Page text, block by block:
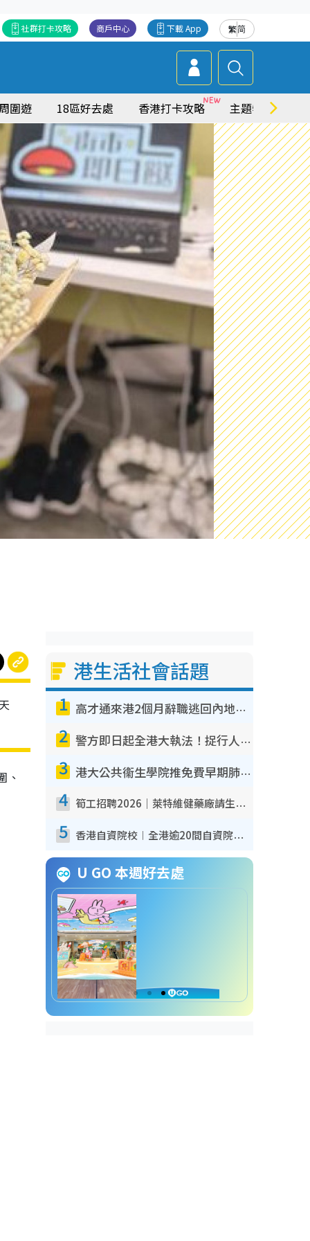
繁简
下載 App
商戶中心
社群打卡攻略
圍遊 18區好去處 香港打卡攻略 主題特集
、
港生活社會話題
1 高才通來港2個月辭職逃回內地！控訴港企3宗罪 歎微管理極窒息
2 警方即日起全港大執法！捉行人亂過馬路+司機不專注駕駛！亂過馬路罰$2000
3 港大公共衞生學院推免費早期肺癌篩查！合資格人士將獲全額資助定期血液化驗／電腦斷層掃描／風險評估
4 筍工招聘2026｜萊特維健藥廠請生產操作員！月薪高達$1.7萬 冷氣廠房/五天工作/保證雙糧
5 香港自資院校︱全港逾20間自資院校課程報名攻略 留位費可退/申請日期/報名連結
U GO 本週好去處